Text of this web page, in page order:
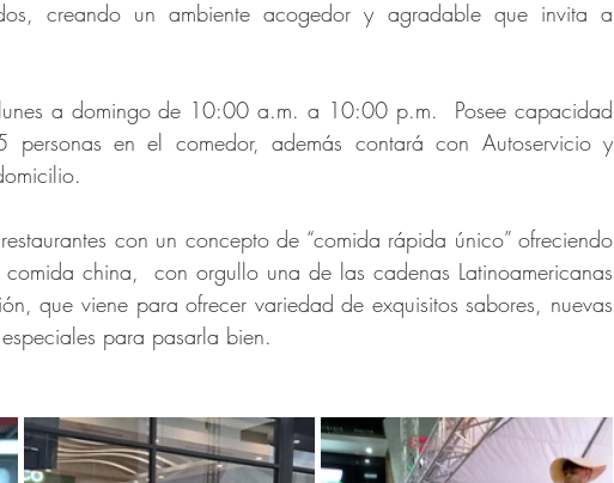
creando un ambiente acogedor y agradable que invita a
a domingo de 10:00 a.m. a 10:00 p.m.  Posee capacidad
en el comedor, además contará con Autoservicio y
con un concepto de “comida rápida único” ofreciendo
china,  con orgullo una de las cadenas Latinoamericanas
que viene para ofrecer variedad de exquisitos sabores, nuevas
para pasarla bien.